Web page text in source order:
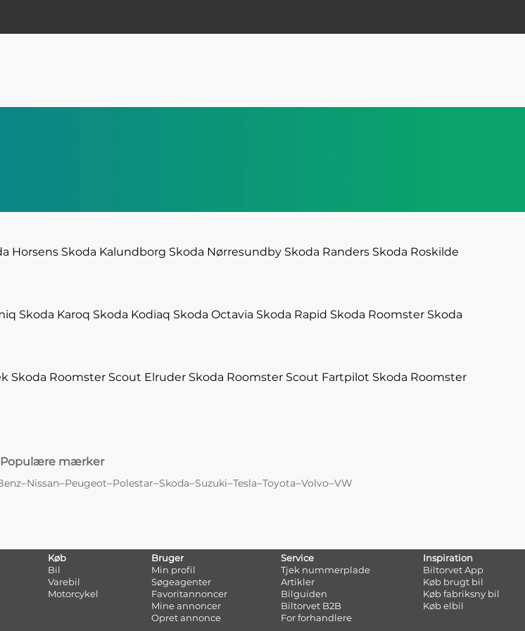
Horsens Skoda Kalundborg Skoda Nørresundby Skoda Randers Skoda Roskilde
Skoda Karoq Skoda Kodiaq Skoda Octavia Skoda Rapid Skoda Roomster Skoda
Skoda Roomster Scout Elruder Skoda Roomster Scout Fartpilot Skoda Roomster
Populære mærker
–Nissan–Peugeot–Polestar–Skoda–Suzuki–Tesla–Toyota–Volvo–VW
Køb
Bil
Varebil
Motorcykel
Bruger
Min profil
Søgeagenter
Favoritannoncer
Mine annoncer
Opret annonce
Service
Tjek nummerplade
Artikler
Bilguiden
Biltorvet B2B
For forhandlere
Inspiration
Biltorvet App
Køb brugt bil
Køb fabriksny bil
Køb elbil